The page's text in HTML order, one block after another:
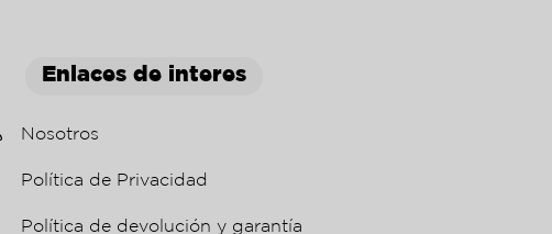
Enlaces de interes
Nosotros
Política de Privacidad
Política de devolución y garantía